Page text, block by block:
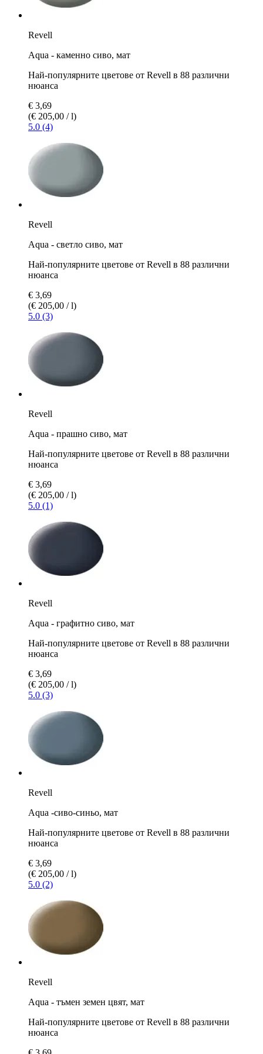
Revell
Aqua - каменно сиво, мат
Най-популярните цветове от Revell в 88 различни
нюанса
€ 3,69
(€ 205,00 / l)
5.0 (4)
Revell
Aqua - светло сиво, мат
Най-популярните цветове от Revell в 88 различни
нюанса
€ 3,69
(€ 205,00 / l)
5.0 (3)
Revell
Aqua - прашно сиво, мат
Най-популярните цветове от Revell в 88 различни
нюанса
€ 3,69
(€ 205,00 / l)
5.0 (1)
Revell
Aqua - графитно сиво, мат
Най-популярните цветове от Revell в 88 различни
нюанса
€ 3,69
(€ 205,00 / l)
5.0 (3)
Revell
Aqua -сиво-синьо, мат
Най-популярните цветове от Revell в 88 различни
нюанса
€ 3,69
(€ 205,00 / l)
5.0 (2)
Revell
Aqua - тъмен земен цвят, мат
Най-популярните цветове от Revell в 88 различни
нюанса